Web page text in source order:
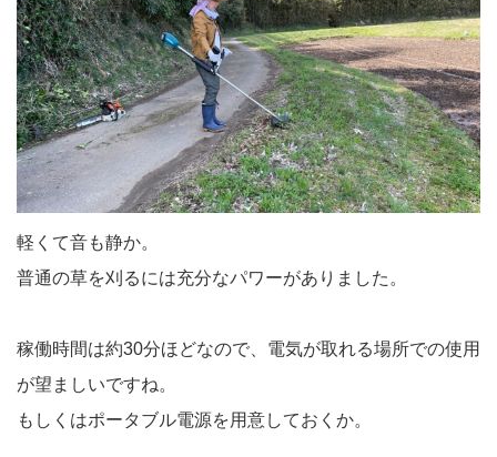
軽くて音も静か。
普通の草を刈るには充分なパワーがありました。
稼働時間は約30分ほどなので、電気が取れる場所での使用
が望ましいですね。
もしくはポータブル電源を用意しておくか。